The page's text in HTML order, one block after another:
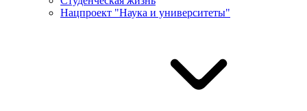
Нацпроект "Наука и университеты"